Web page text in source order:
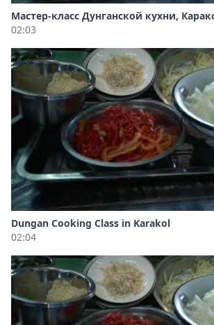
Мастер-класс Дунганской кухни,
02:03
Dungan Cooking Class in Karakol
02:04